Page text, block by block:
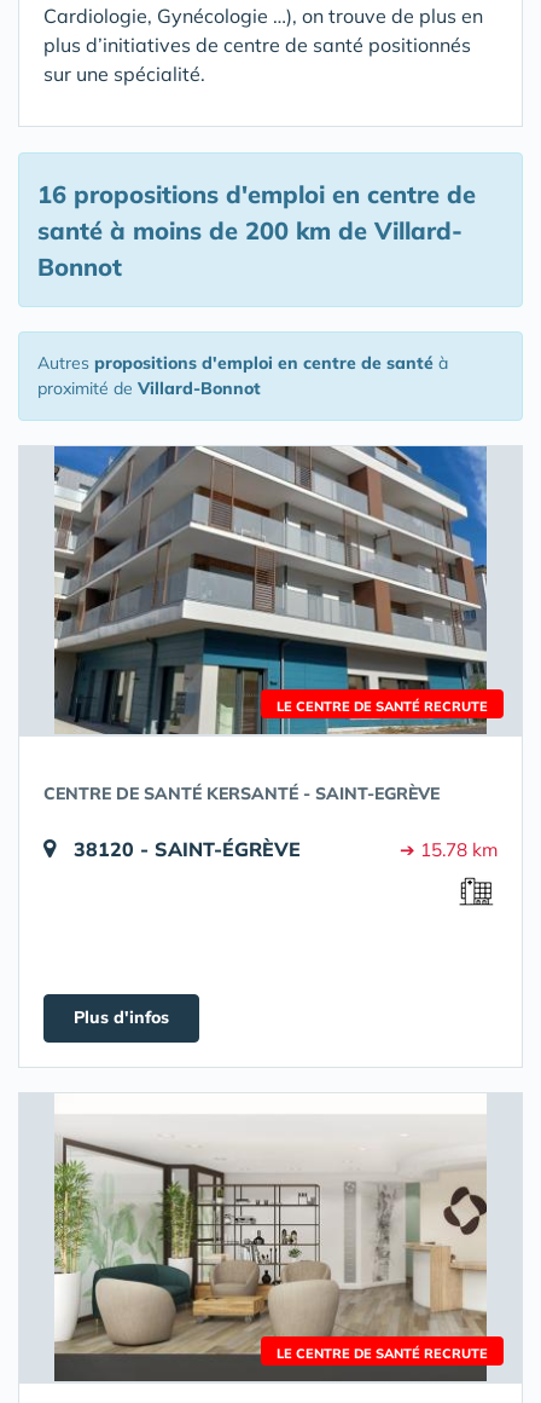
Cardiologie, Gynécologie …), on trouve de plus en
plus d’initiatives de centre de santé positionnés
sur une spécialité.
16 propositions d'emploi en centre de
santé à moins de 200 km de Villard-
Bonnot
Autres propositions d'emploi en centre de santé à
proximité de Villard-Bonnot
LE CENTRE DE SANTÉ RECRUTE
CENTRE DE SANTÉ KERSANTÉ - SAINT-EGRÈVE
38120 - SAINT-ÉGRÈVE ➔ 15.78 km
Plus d'infos
LE CENTRE DE SANTÉ RECRUTE